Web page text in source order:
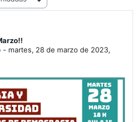
- martes, 28 de marzo de 2023,
0